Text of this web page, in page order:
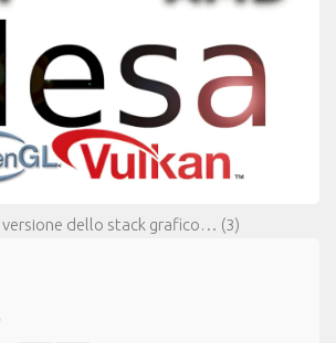
versione dello stack grafico… (3)